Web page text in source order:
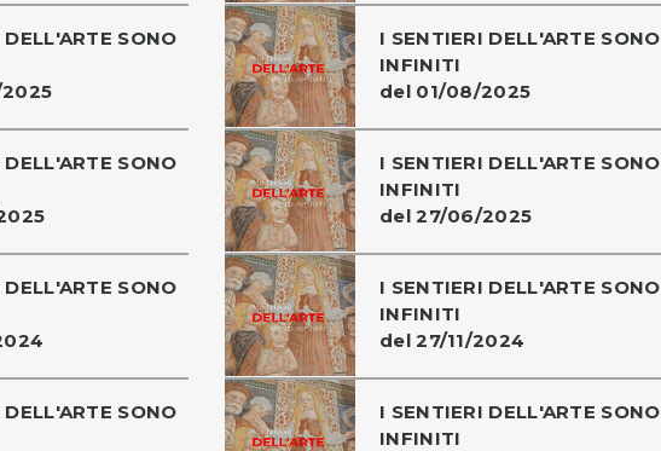
SONO
I SENTIERI DELL'ARTE SONO
INFINITI
del 01/08/2025
SONO
I SENTIERI DELL'ARTE SONO
INFINITI
del 27/06/2025
SONO
I SENTIERI DELL'ARTE SONO
INFINITI
del 27/11/2024
SONO
I SENTIERI DELL'ARTE SONO
INFINITI